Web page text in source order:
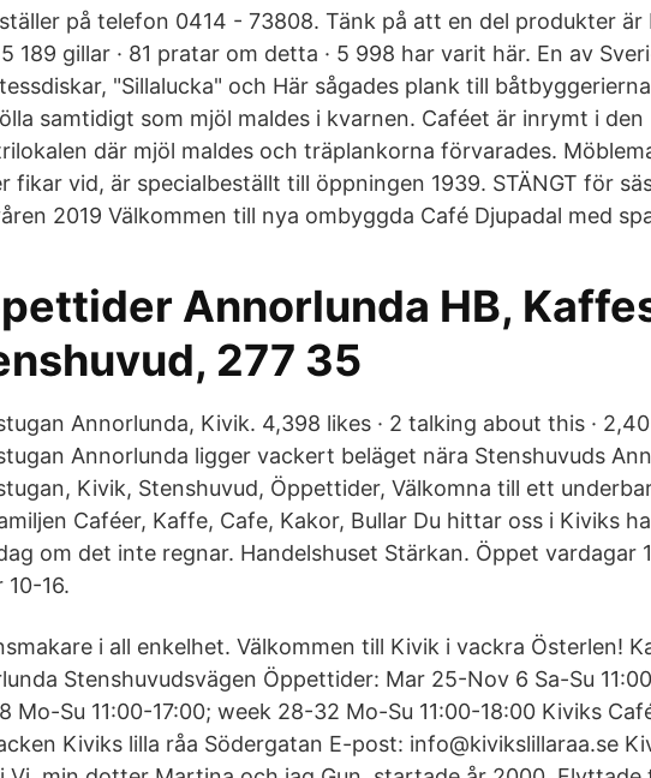
på telefon 0414 - 73808. Tänk på att en del produkter är
189 gillar · 81 pratar om detta · 5 998 har varit här. En av
"Sillalucka" och Här sågades plank till
samtidigt som mjöl maldes i kvarnen. Caféet är inrymt i den
där mjöl maldes och träplankorna förvarades.
fikar vid, är specialbeställt till öppningen 1939. STÄNGT för
2019 Välkommen till nya ombyggda Café Djupadal med
Annorlunda HB,
277 35
Annorlunda, Kivik. 4,398 likes · 2 talking about this ·
Annorlunda ligger vackert beläget nära Stenshuvuds
Kivik, Stenshuvud, Öppettider, Välkomna till ett
Caféer, Kaffe, Cafe, Kakor, Bullar Du hittar oss i Kiviks
om det inte regnar. Handelshuset Stärkan. Öppet vardagar
10-16.
i all enkelhet. Välkommen till Kivik i vackra Österlen!
Stenshuvudsvägen Öppettider: Mar 25-Nov 6 Sa-Su
Mo-Su 11:00-17:00; week 28-32 Mo-Su 11:00-18:00 Kiviks
Kiviks lilla råa Södergatan E-post: info@kivikslillaraa.se